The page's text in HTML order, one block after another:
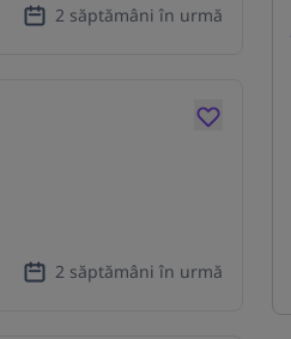
2 săptămâni în urmă
2 săptămâni în urmă